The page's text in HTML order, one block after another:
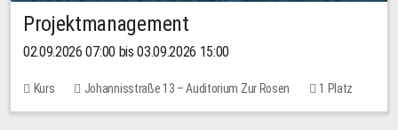
Projektmanagement
02.09.2026 07:00 bis 03.09.2026 15:00
Kurs Johannisstraße 13 – Auditorium Zur Rosen 1 Platz